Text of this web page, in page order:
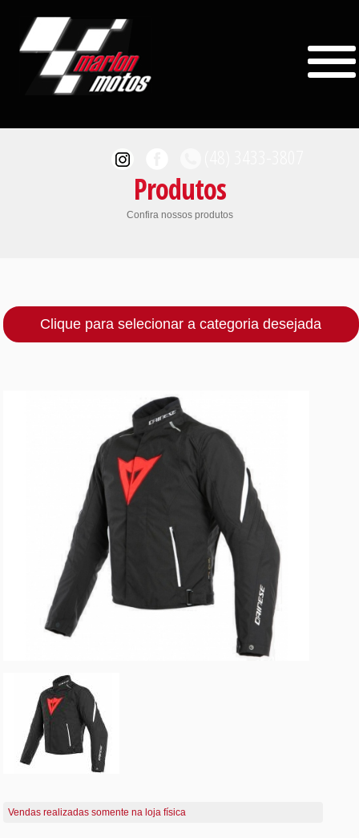
ACESSÓRIOS/VENDAS
Produtos
Confira nossos produtos
Clique para selecionar a categoria desejada
Vendas realizadas somente na loja física